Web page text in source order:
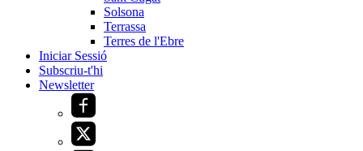
Solsona
Terrassa
Terres de l'Ebre
Iniciar Sessió
Subscriu-t'hi
Newsletter